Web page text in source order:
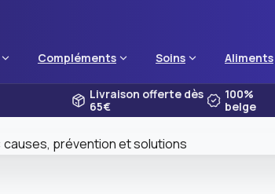
Compléments Soins Aliments
Livraison offerte dès
65€
100%
belge